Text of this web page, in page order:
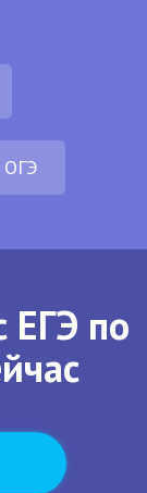
ОГЭ
ЕГЭ по